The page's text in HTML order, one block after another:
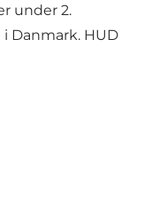
under 2.
Danmark. HUD